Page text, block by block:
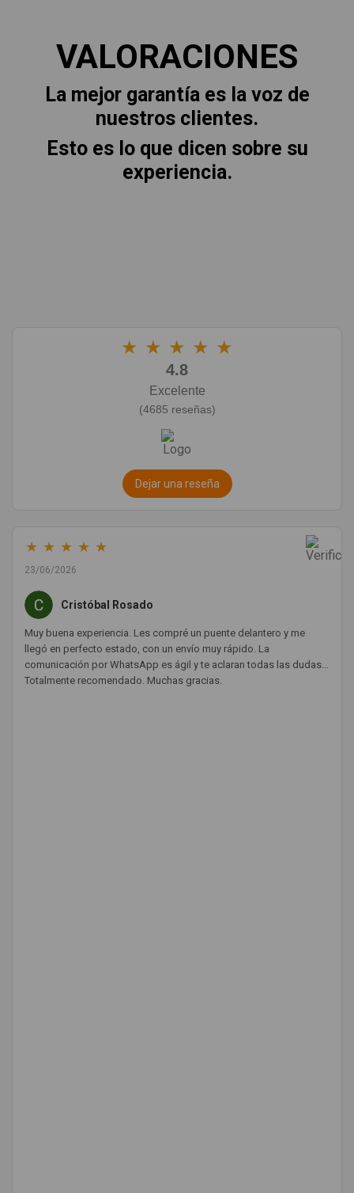
VALORACIONES
La mejor garantía es la voz de
nuestros clientes.
Esto es lo que dicen sobre su
experiencia.
★ ★ ★ ★ ★
4.8
Excelente
(4685 reseñas)
Dejar una reseña
★ ★ ★ ★ ★
23/06/2026
Cristóbal Rosado
Muy buena experiencia. Les compré un puente delantero y me
llegó en perfecto estado, con un envío muy rápido. La
comunicación por WhatsApp es ágil y te aclaran todas las dudas.
Totalmente recomendado. Muchas gracias.